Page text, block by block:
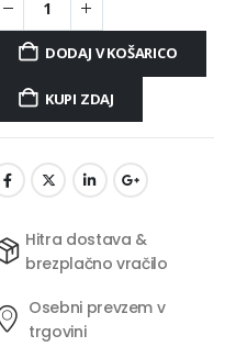
DODAJ V KOŠARICO
KUPI ZDAJ
Hitra dostava &
brezplačno vračilo
Osebni prevzem v
trgovini